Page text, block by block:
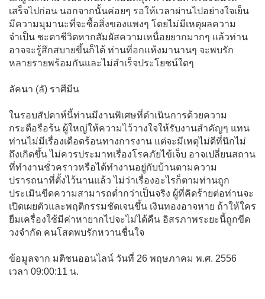
เสร็จไปก่อน นอกจากนั้นค่อยๆ รอให้เวลาผ่านไปอย่างใจเย็น
มีความมุมานะที่จะซื้อสิ่งของแพงๆ โดยไม่มีเหตุผลความ
จำเป็น ชะตาชีวิตหากสัมผัสความเหนื่อยยากมากๆ แล้วท่าน
อาจจะรู้สึกสบายขึ้นก็ได้ ท่านที่อกแห้งมานานๆ จะพบรัก
หลายรายพร้อมกันและไม่สำเร็จประโยชน์ใดๆ
ลัคนา (ลั) ราศีมีน
ในรอบสัปดาห์นี้ท่านมีงานพิเศษที่ดำเนินการด้วยความ
กระตือรือร้น ผู้ใหญ่ให้ความไว้วางใจให้รับงานสำคัญๆ แทน
ท่านไม่มีเรื่องเดือดร้อนทางการงาน แต่จะมีเหตุไม่ดีที่นึกไม่
ถึงเกิดขึ้น ไม่ควรประมาทเรื่องโรคภัยไข้เจ็บ อาจเปลี่ยนสถาน
ที่ทำงานชั่วคราวหรือได้ทำงานอยู่กับบ้านตามความ
ปรารถนาที่ตั้งไว้นานแล้ว ไม่ว่าเรื่องอะไรก็ตามท่านถูก
ประเมินขีดความสามารถต่ำกว่าเป็นจริง ผู้ที่คิดร้ายต่อท่านจะ
เปิดเผยตัวและพฤติกรรมชัดเจนขึ้น เงินทองอาจหาย ถ้าให้ใคร
ยืมเครื่องใช้มีค่าหายากไปจะไม่ได้คืน อิสรภาพระยะนี้ถูกขีด
วงจำกัด คนโสดพบรักหวานชื่นใจ
ข้อมูลจาก มติชนออนไลน์ วันที่ 26 พฤษภาคม พ.ศ. 2556
เวลา 09:00:11 น.